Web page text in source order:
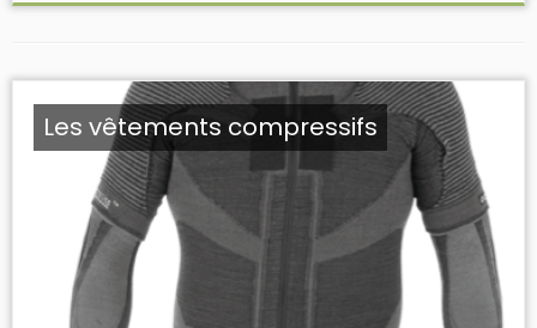
Les vêtements compressifs